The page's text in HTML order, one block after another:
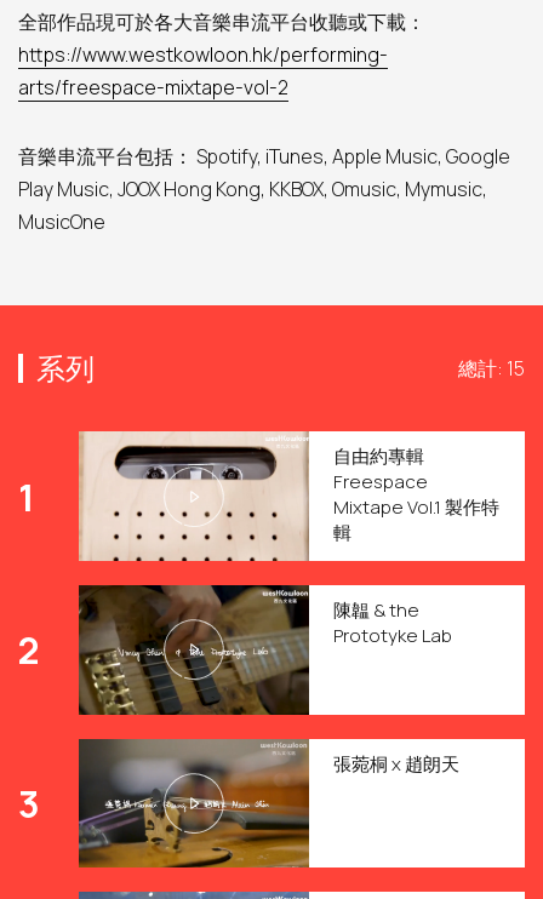
全部作品現可於各大音樂串流平台收聽或下載：
https://www.westkowloon.hk/performing-
arts/freespace-mixtape-vol-2
音樂串流平台包括： Spotify, iTunes, Apple Music, Google
Play Music, JOOX Hong Kong, KKBOX, Omusic, Mymusic,
MusicOne
系列 總計: 15
1
自由約專輯
Freespace
Mixtape Vol.1 製作特
輯
2
陳韞 & the
Prototyke Lab
3
張菀桐 x 趙朗天